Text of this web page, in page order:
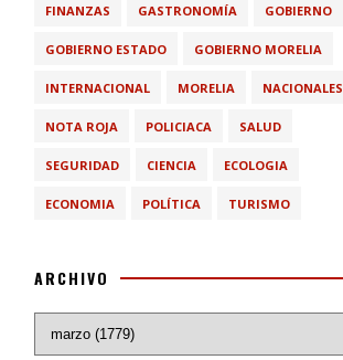
FINANZAS GASTRONOMÍA GOBIERNO
GOBIERNO ESTADO GOBIERNO MORELIA
INTERNACIONAL MORELIA NACIONALES
NOTA ROJA POLICIACA SALUD
SEGURIDAD CIENCIA ECOLOGIA
ECONOMIA POLÍTICA TURISMO
ARCHIVO